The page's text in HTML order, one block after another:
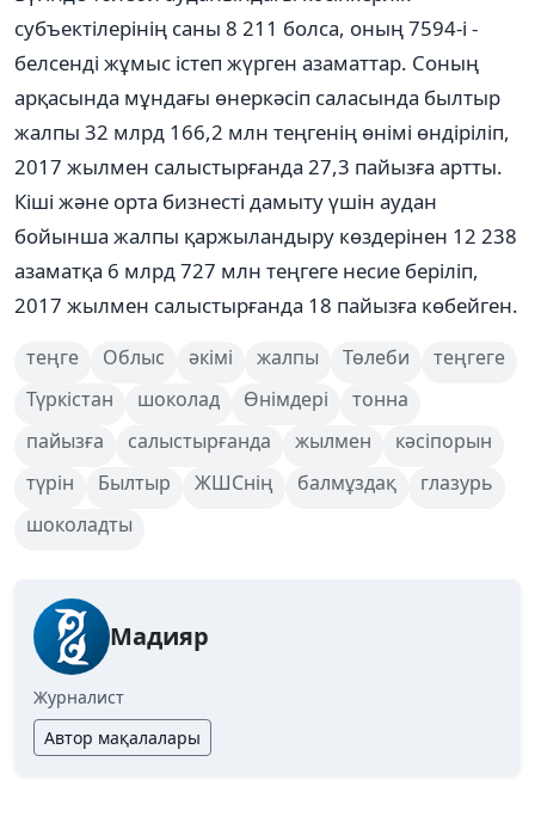
субъектілерінің саны 8 211 болса, оның 7594-і -
белсенді жұмыс істеп жүрген азаматтар. Соның
арқасында мұндағы өнеркәсіп саласында былтыр
жалпы 32 млрд 166,2 млн теңгенің өнімі өндіріліп,
2017 жылмен салыстырғанда 27,3 пайызға артты.
Кіші және орта бизнесті дамыту үшін аудан
бойынша жалпы қаржыландыру көздерінен 12 238
азаматқа 6 млрд 727 млн теңгеге несие беріліп,
2017 жылмен салыстырғанда 18 пайызға көбейген.
теңге Облыс әкімі жалпы Төлеби
теңгеге
Түркістан
шоколад Өнімдері
тонна
пайызға
салыстырғанда жылмен
кәсіпорын
түрін
Былтыр ЖШСнің балмұздақ
глазурь
шоколадты
Мадияр
Журналист
Автор мақалалары